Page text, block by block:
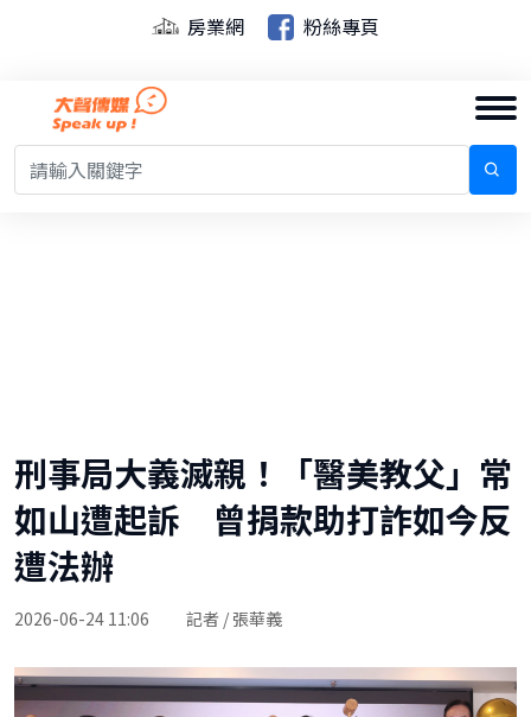
房業網 粉絲專頁
刑事局大義滅親！「醫美教父」常
如山遭起訴 曾捐款助打詐如今反
遭法辦
2026-06-24 11:06 記者 / 張華義